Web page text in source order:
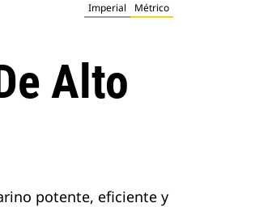
Imperial Métrico
Alto
potente, eficiente y